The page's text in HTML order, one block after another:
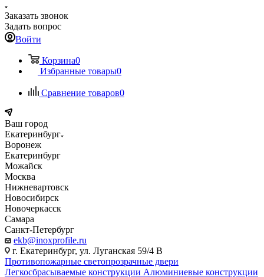
Заказать звонок
Задать вопрос
Войти
Корзина0
Избранные товары0
Сравнение товаров0
Ваш город
Екатеринбург
Воронеж
Екатеринбург
Можайск
Москва
Нижневартовск
Новосибирск
Новочеркасск
Самара
Санкт-Петербург
ekb@inoxprofile.ru
г. Екатеринбург, ул. Луганская 59/4 В
Противопожарные светопрозрачные двери
Легкосбрасываемые конструкции Алюминиевые конструкции